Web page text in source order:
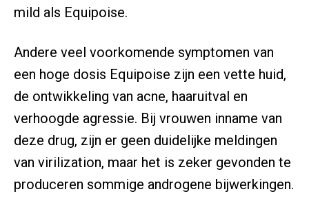
mild als Equipoise.
Andere veel voorkomende symptomen van
een hoge dosis Equipoise zijn een vette huid,
de ontwikkeling van acne, haaruitval en
verhoogde agressie. Bij vrouwen inname van
deze drug, zijn er geen duidelijke meldingen
van virilization, maar het is zeker gevonden te
produceren sommige androgene bijwerkingen.